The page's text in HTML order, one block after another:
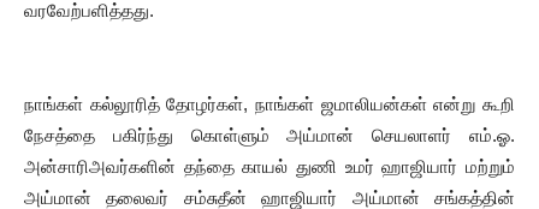
வரவேற்பளித்தது.
நாங்கள் கல்லூரித் தோழர்கள், நாங்கள் ஜமாலியன்கள் என்று கூறி
நேசத்தை பகிர்ந்து கொள்ளும் அய்மான் செயலாளர் எம்.ஓ.
அன்சாரிஅவர்களின் தந்தை காயல் துணி உமர் ஹாஜியார் மற்றும்
அய்மான் தலைவர் சம்சுதீன் ஹாஜியார் அய்மான் சங்கத்தின்